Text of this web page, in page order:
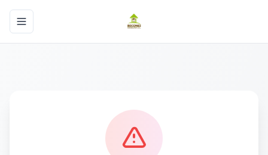
Toggle navigation menu